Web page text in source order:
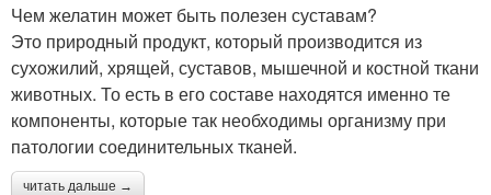
Чем желатин может быть полезен суставам?
Это природный продукт, который производится из
сухожилий, хрящей, суставов, мышечной и костной ткани
животных. То есть в его составе находятся именно те
компоненты, которые так необходимы организму при
патологии соединительных тканей.
читать дальше →